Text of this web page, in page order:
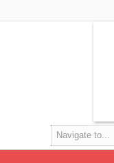
Navigate to...